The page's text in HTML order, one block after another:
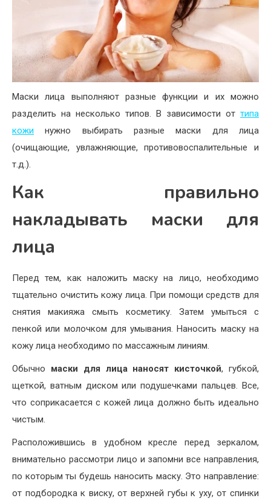
Маски лица выполняют разные функции и их можно
разделить на несколько типов. В зависимости от типа
кожи нужно выбирать разные маски для лица
(очищающие, увлажняющие, противовоспалительные и
т.д.).
Как правильно
накладывать маски для
лица
Перед тем, как наложить маску на лицо, необходимо
тщательно очистить кожу лица. При помощи средств для
снятия макияжа смыть косметику. Затем умыться с
пенкой или молочком для умывания. Наносить маску на
кожу лица необходимо по массажным линиям.
Обычно маски для лица наносят кисточкой, губкой,
щеткой, ватным диском или подушечками пальцев. Все,
что соприкасается с кожей лица должно быть идеально
чистым.
Расположившись в удобном кресле перед зеркалом,
внимательно рассмотри лицо и запомни все направления,
по которым ты будешь наносить маску. Это направление:
от подбородка к виску, от верхней губы к уху, от спинки